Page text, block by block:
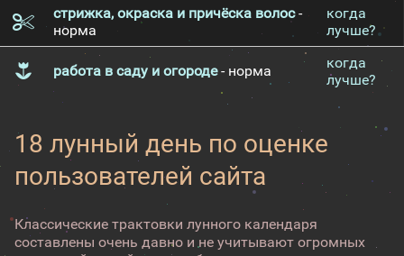
стрижка, окраска и причёска волос-
норма
когда
лучше?
работа в саду и огороде- норма
когда
лучше?
18 лунный день по оценке
пользователей сайта
Классические трактовки лунного календаря
составлены очень давно и не учитывают огромных